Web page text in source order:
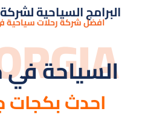
البرامج السياحية لشركة
افضل شركة رحلات سياحية في
السياحة في
احدث بكجات